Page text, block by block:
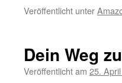
Veröffentlicht unter
Dein Weg
Veröffentlicht am 25.